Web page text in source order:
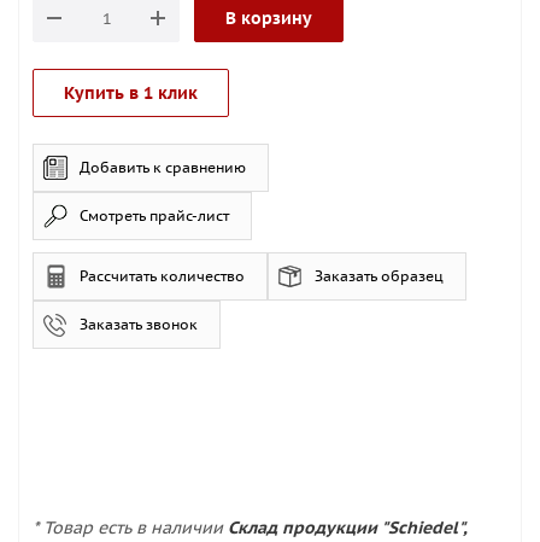
В корзину
Купить в 1 клик
Смотреть прайс-лист
Добавить к сравнению
Рассчитать количество Заказать образец
Заказать звонок
* Товар есть в наличии Склад продукции "Schiedel",